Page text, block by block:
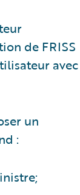
de FRISS
avec
un
: